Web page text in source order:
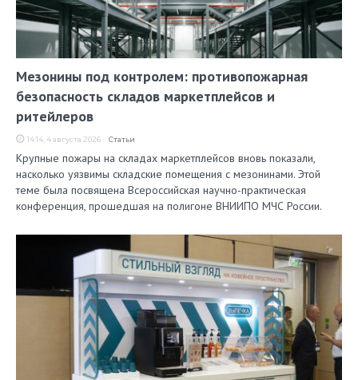
Мезонины под контролем: противопожарная
безопасность складов маркетплейсов и
ритейлеров
14:14, 4 августа 2026 Статьи
Крупные пожары на складах маркетплейсов вновь показали,
насколько уязвимы складские помещения с мезонинами. Этой
теме была посвящена Всероссийская научно-практическая
конференция, прошедшая на полигоне ВНИИПО МЧС России.